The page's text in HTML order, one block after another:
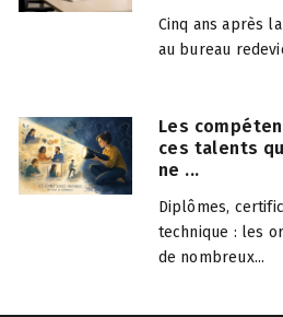
Cinq ans après
au bureau
Les
ces talents
ne ...
Diplômes,
technique : les
de nombreux...